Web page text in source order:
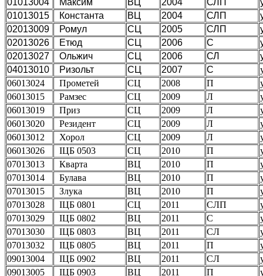
01013004
Максим ВЦ 2004 СЛП
01013015
Константа ВЦ 2004 СЛП
02013009
Ромул СЦ 2005 СЛП
02013026
Етюд СЦ 2006 С
02013027
Ольжич СЦ 2006 СЛ
04013010
Ризольт СЦ 2007 С
06013024
Прометей СЦ 2008 П
06013015
Рамзес СЦ 2009 Л
06013019
Приз СЦ 2009 Л
06013020
Резидент СЦ 2009 Л
06013012
Хорол СЦ 2009 Л
06013026
ІЦБ 0503 СЦ 2010 П
07013013
Кварта ВЦ 2010 П
07013014
Булава ВЦ 2010 П
07013015
Злука ВЦ 2010 П
07013028
ІЦБ 0801 СЦ 2011 СЛП
07013029
ІЦБ 0802 ВЦ 2011 С
07013030
ІЦБ 0803 ВЦ 2011 СЛ
07013032
ІЦБ 0805 ВЦ 2011 П
09013004
ІЦБ 0902 ВЦ 2011 СЛ
09013005
ІЦБ 0903 ВЦ 2011 П